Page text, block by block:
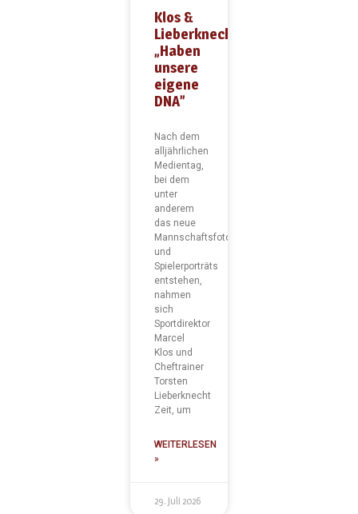
Klos &
Lieberknecht:
„Haben
unsere
eigene
DNA”
Nach dem
alljährlichen
Medientag,
bei dem
unter
anderem
das neue
Mannschaftsfoto
und
Spielerporträts
entstehen,
nahmen
sich
Sportdirektor
Marcel
Klos und
Cheftrainer
Torsten
Lieberknecht
Zeit, um
WEITERLESEN
»
29. Juli 2026